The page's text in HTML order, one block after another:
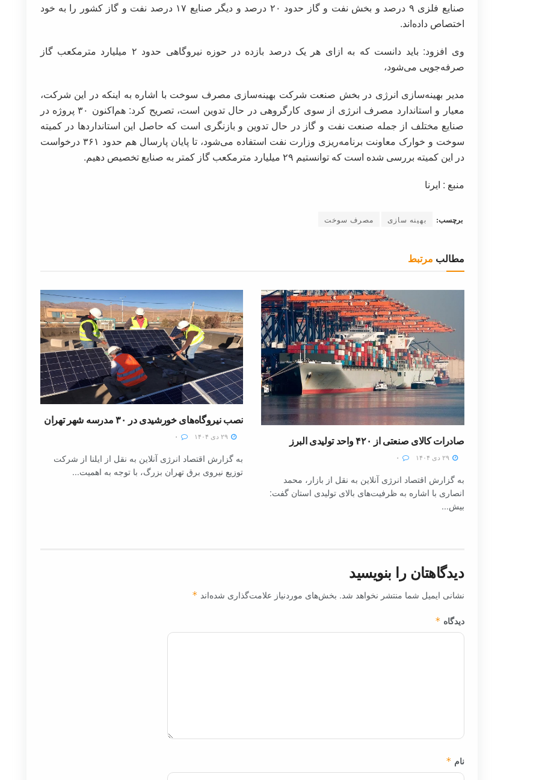
صنایع فلزی ۹ درصد و بخش نفت و گاز حدود ۲۰ درصد و دیگر صنایع ۱۷ درصد نفت و گاز کشور را به خود
اختصاص داده‌اند.
وی افزود: باید دانست که به ازای هر یک‌ درصد بازده در حوزه نیروگاهی حدود ۲ میلیارد مترمکعب گاز
صرفه‌جویی می‌شود،
مدیر بهینه‌سازی انرژی در بخش صنعت شرکت بهینه‌سازی مصرف سوخت با اشاره به اینکه در این شرکت،
معیار و استاندارد مصرف انرژی از سوی کارگروهی در حال تدوین است، تصریح کرد: هم‌اکنون ۳۰ پروژه در
صنایع مختلف از جمله صنعت نفت و گاز در حال تدوین و بازنگری است که حاصل این استانداردها در کمیته
سوخت و خوارک معاونت برنامه‌ریزی وزارت نفت استفاده می‌شود، تا پایان پارسال هم حدود ۳۶۱ درخواست
در این کمیته بررسی شده است که توانستیم ۲۹ میلیارد مترمکعب گاز کمتر به صنایع تخصیص دهیم.
منبع : ایرنا
برچسب: بهینه سازی مصرف سوخت
مطالب مرتبط
صادرات کالای صنعتی از ۴۲۰ واحد تولیدی البرز
۲۹ دی ۱۴۰۴
به گزارش اقتصاد انرژی آنلاین به نقل از بازار، محمد
انصاری با اشاره به ظرفیت‌های بالای تولیدی استان گفت:
بیش...
نصب نیروگاه‌های خورشیدی در ۳۰ مدرسه شهر تهران
به گزارش اقتصاد انرژی آنلاین به نقل از ایلنا از شرکت
توزیع نیروی برق تهران بزرگ، با توجه به اهمیت...
دیدگاهتان را بنویسید
نشانی ایمیل شما منتشر نخواهد شد. بخش‌های موردنیاز علامت‌گذاری شده‌اند *
دیدگاه *
نام *